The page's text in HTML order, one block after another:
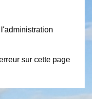
sur cette page